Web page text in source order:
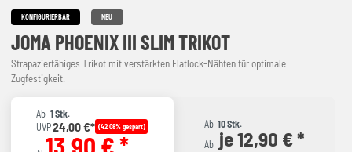
KONFIGURIERBAR NEU
JOMA PHOENIX III SLIM TRIKOT
Strapazierfähiges Trikot mit verstärkten Flatlock-Nähten für optimale
Zugfestigkeit.
Ab 1 Stk.
UVP24,00 €* (42.08% gespart)
13,90 € *
Ab 10 Stk.
Ab je 12,90 € *